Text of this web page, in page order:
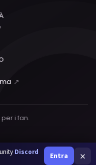
Discord
Entra ×
↗
i fan.